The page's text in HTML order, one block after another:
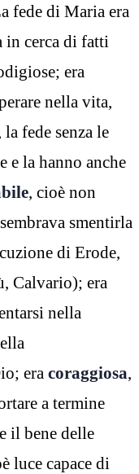
fede di Maria era
in cerca di fatti
era
nella vita,
fede senza le
e la hanno anche
, cioè non
smentirla
di Erode,
Calvario); era
nella
era coraggiosa,
a termine
il bene delle
luce capace di